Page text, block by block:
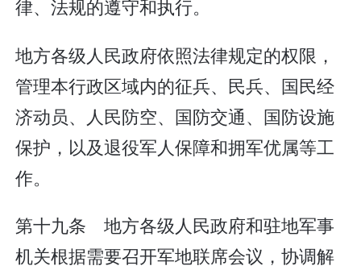
律、法规的遵守和执行。
地方各级人民政府依照法律规定的权限，
管理本行政区域内的征兵、民兵、国民经
济动员、人民防空、国防交通、国防设施
保护，以及退役军人保障和拥军优属等工
作。
第十九条 地方各级人民政府和驻地军事
机关根据需要召开军地联席会议，协调解